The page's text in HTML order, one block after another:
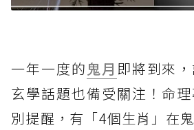
一年一度的 鬼月 即將到來
玄學話題也備受關注！命
別提醒，有「4個生肖」在